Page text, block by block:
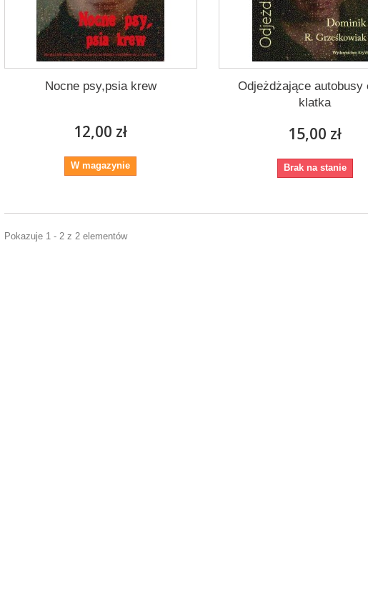
Nocne psy,psia krew
12,00 zł
W magazynie
Odjeżdżające autobusy
klatka
15,00 zł
Brak na stanie
Pokazuje 1 - 2 z 2 elementów